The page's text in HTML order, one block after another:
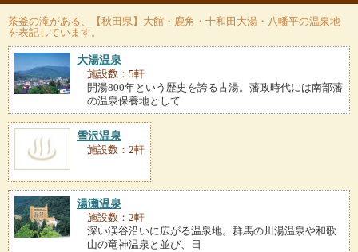
茶釜の滝がある、【秋田県】大館・鹿角・十和田大湯・八幡平の温泉地
を表記しています。
大湯温泉
施設数：5軒
開湯800年という歴史を誇る古湯。藩政時代には南部藩
の温泉保養地として
雪沢温泉
施設数：2軒
湯瀬温泉
施設数：2軒
深い渓谷沿いに広がる温泉地。群馬の川湯温泉や和歌
山の竜神温泉と並び、日